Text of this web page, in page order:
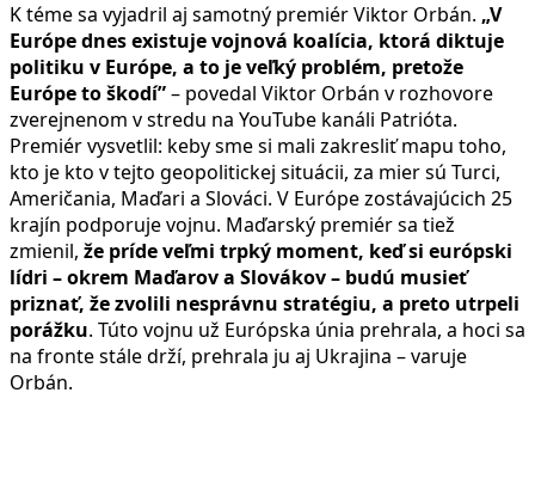
K téme sa vyjadril aj samotný premiér Viktor Orbán. „V
Európe dnes existuje vojnová koalícia, ktorá diktuje
politiku v Európe, a to je veľký problém, pretože
Európe to škodí”– povedal Viktor Orbán v rozhovore
zverejnenom v stredu na YouTube kanáli Patrióta.
Premiér vysvetlil: keby sme si mali zakresliť mapu toho,
kto je kto v tejto geopolitickej situácii, za mier sú Turci,
Američania, Maďari a Slováci. V Európe zostávajúcich 25
krajín podporuje vojnu. Maďarský premiér sa tiež
zmienil, že príde veľmi trpký moment, keď si európski
lídri – okrem Maďarov a Slovákov – budú musieť
priznať, že zvolili nesprávnu stratégiu, a preto utrpeli
porážku. Túto vojnu už Európska únia prehrala, a hoci sa
na fronte stále drží, prehrala ju aj Ukrajina – varuje
Orbán.